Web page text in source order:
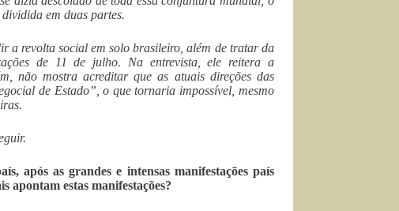
em duas partes.
a revolta social em solo brasileiro, além de tratar da
de 11 de julho. Na entrevista, ele reitera a
não mostra acreditar que as atuais direções das
de Estado”, o que tornaria impossível, mesmo
após as grandes e intensas manifestações país
apontam estas manifestações?